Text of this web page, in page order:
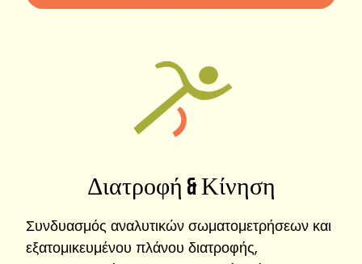
Διατροφή & Κίνηση
Συνδυασμός αναλυτικών σωματομετρήσεων και
εξατομικευμένου πλάνου διατροφής,